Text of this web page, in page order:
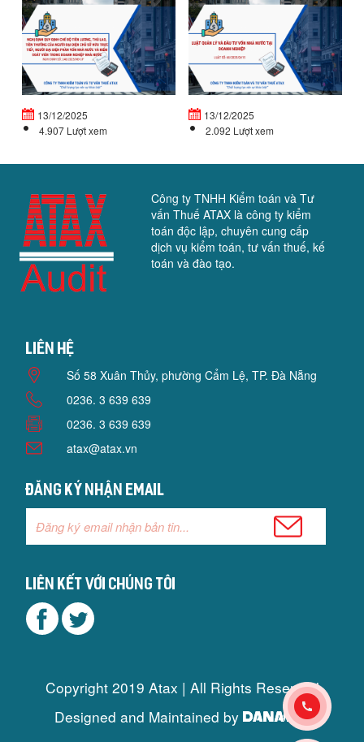
NGHỊ
ĐỊNH
QUY
CHẾ
ĐỘ
13/12/2025
4.907 Lượt xem
13/12/2025
2.092 Lượt xem
Công ty TNHH Kiểm toán và Tư
vấn Thuế ATAX là công ty kiểm
toán độc lập, chuyên cung cấp
dịch vụ kiểm toán, tư vấn thuế, kế
toán và đào tạo.
Liên hệ
Số 58 Xuân Thủy, phường Cẩm Lệ, TP. Đà Nẵng
0236. 3 639 639
0236. 3 639 639
atax@atax.vn
Đăng ký nhận email
Liên kết với chúng tôi
Copyright 2019 Atax | All Rights Reserved
Designed and Maintained by